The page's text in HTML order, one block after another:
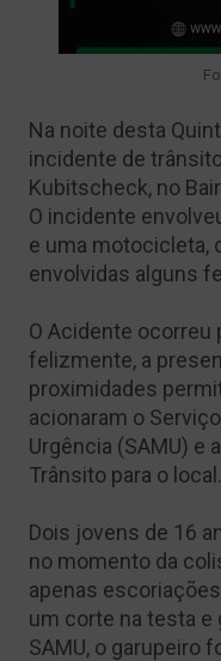
Na noite desta
incidente de
Kubitscheck, no
O incidente
e uma motocicleta,
envolvidas alguns
O Acidente ocorreu
felizmente, a
proximidades
acionaram o
Urgência (SAMU) e
Trânsito para o local.
Dois jovens de 16
no momento da
apenas
um corte na testa e
SAMU, o garupeiro